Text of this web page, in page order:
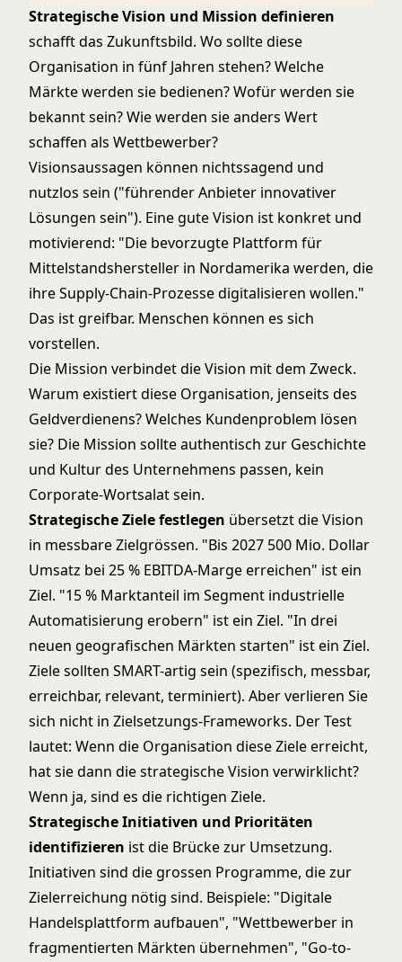
Strategische Vision und Mission definieren
schafft das Zukunftsbild. Wo sollte diese
Organisation in fünf Jahren stehen? Welche
Märkte werden sie bedienen? Wofür werden sie
bekannt sein? Wie werden sie anders Wert
schaffen als Wettbewerber?
Visionsaussagen können nichtssagend und
nutzlos sein ("führender Anbieter innovativer
Lösungen sein"). Eine gute Vision ist konkret und
motivierend: "Die bevorzugte Plattform für
Mittelstandshersteller in Nordamerika werden, die
ihre Supply-Chain-Prozesse digitalisieren wollen."
Das ist greifbar. Menschen können es sich
vorstellen.
Die Mission verbindet die Vision mit dem Zweck.
Warum existiert diese Organisation, jenseits des
Geldverdienens? Welches Kundenproblem lösen
sie? Die Mission sollte authentisch zur Geschichte
und Kultur des Unternehmens passen, kein
Corporate-Wortsalat sein.
Strategische Ziele festlegen übersetzt die Vision
in messbare Zielgrössen. "Bis 2027 500 Mio. Dollar
Umsatz bei 25 % EBITDA-Marge erreichen" ist ein
Ziel. "15 % Marktanteil im Segment industrielle
Automatisierung erobern" ist ein Ziel. "In drei
neuen geografischen Märkten starten" ist ein Ziel.
Ziele sollten SMART-artig sein (spezifisch, messbar,
erreichbar, relevant, terminiert). Aber verlieren Sie
sich nicht in Zielsetzungs-Frameworks. Der Test
lautet: Wenn die Organisation diese Ziele erreicht,
hat sie dann die strategische Vision verwirklicht?
Wenn ja, sind es die richtigen Ziele.
Strategische Initiativen und Prioritäten
identifizieren ist die Brücke zur Umsetzung.
Initiativen sind die grossen Programme, die zur
Zielerreichung nötig sind. Beispiele: "Digitale
Handelsplattform aufbauen", "Wettbewerber in
fragmentierten Märkten übernehmen", "Go-to-